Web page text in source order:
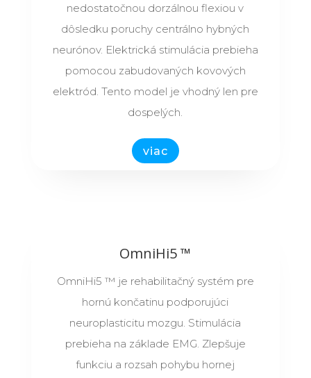
nedostatočnou dorzálnou flexiou v
dôsledku poruchy centrálno hybných
neurónov. Elektrická stimulácia prebieha
pomocou zabudovaných kovových
elektród. Tento model je vhodný len pre
dospelých.
viac
OmniHi5 ™
OmniHi5 ™ je rehabilitačný systém pre
hornú končatinu podporujúci
neuroplasticitu mozgu. Stimulácia
prebieha na základe EMG. Zlepšuje
funkciu a rozsah pohybu hornej